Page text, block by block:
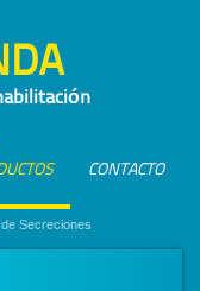
CONTACTO
Secreciones